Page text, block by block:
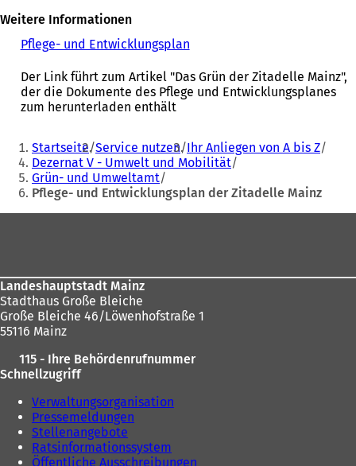
Weitere Informationen
Pflege- und Entwicklungsplan
Der Link führt zum Artikel "Das Grün der Zitadelle Mainz",
der die Dokumente des Pflege und Entwicklungsplanes
zum herunterladen enthält
Sie
befinden
sich
Startseite Service nutzen Ihr Anliegen von A bis Z
Dezernat V - Umwelt und Mobilität
Grün- und Umweltamt
Pflege- und Entwicklungsplan der Zitadelle Mainz
Landeshauptstadt Mainz
Stadthaus Große Bleiche
Große Bleiche 46/Löwenhofstraße 1
55116 Mainz
115 - Ihre Behördenrufnummer
Schnellzugriff
Verwaltungsorganisation
Pressemeldungen
Stellenangebote
Ratsinformationssystem
Öffentliche Ausschreibungen